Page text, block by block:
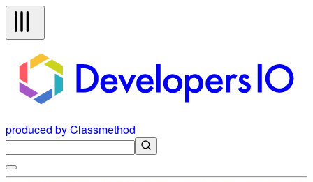
produced by Classmethod